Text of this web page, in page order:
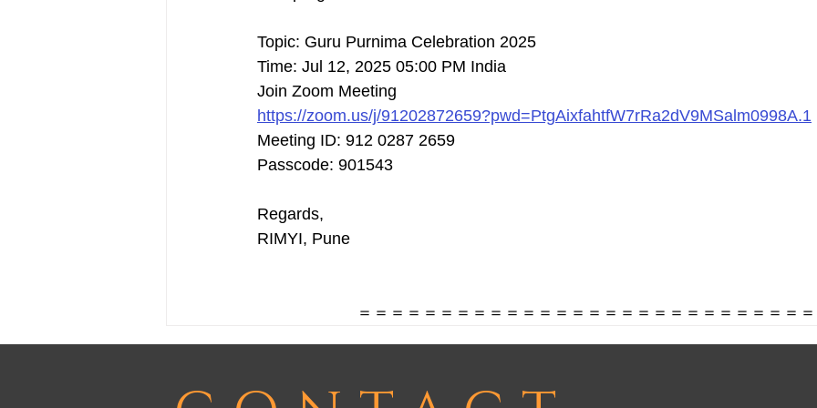
Topic: Guru Purnima Celebration 2025
Time: Jul 12, 2025 05:00 PM India
Join Zoom Meeting
https://zoom.us/j/91202872659?pwd=PtgAixfahtfW7rRa2dV9MSalm0998A.1
Meeting ID: 912 0287 2659
Passcode: 901543
Regards,
RIMYI, Pune
＝＝＝＝＝＝＝＝＝＝＝＝＝＝＝＝＝＝＝＝＝＝＝＝＝＝＝